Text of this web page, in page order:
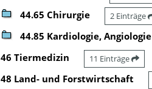
44.65 Chirurgie 2 Einträge
44.85 Kardiologie, Angiologie
46 Tiermedizin 11 Einträge
48 Land- und Forstwirtschaft